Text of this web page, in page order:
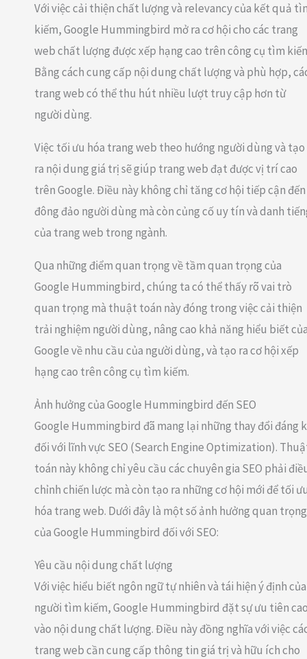
Với việc cải thiện chất lượng và relevancy của kết quả
kiếm, Google Hummingbird mở ra cơ hội cho các trang
web chất lượng được xếp hạng cao trên công cụ tìm
Bằng cách cung cấp nội dung chất lượng và phù hợp,
trang web có thể thu hút nhiều lượt truy cập hơn từ
người dùng.
Việc tối ưu hóa trang web theo hướng người dùng và tạo
ra nội dung giá trị sẽ giúp trang web đạt được vị trí cao
trên Google. Điều này không chỉ tăng cơ hội tiếp cận đến
đông đảo người dùng mà còn củng cố uy tín và danh
của trang web trong ngành.
Qua những điểm quan trọng về tầm quan trọng của
Google Hummingbird, chúng ta có thể thấy rõ vai trò
quan trọng mà thuật toán này đóng trong việc cải thiện
trải nghiệm người dùng, nâng cao khả năng hiểu biết
Google về nhu cầu của người dùng, và tạo ra cơ hội xếp
hạng cao trên công cụ tìm kiếm.
Ảnh hưởng của Google Hummingbird đến SEO
Google Hummingbird đã mang lại những thay đổi đáng
đối với lĩnh vực SEO (Search Engine Optimization).
toán này không chỉ yêu cầu các chuyên gia SEO phải
chỉnh chiến lược mà còn tạo ra những cơ hội mới để tối
hóa trang web. Dưới đây là một số ảnh hưởng quan trọng
của Google Hummingbird đối với SEO:
Yêu cầu nội dung chất lượng
Với việc hiểu biết ngôn ngữ tự nhiên và tái hiện ý định của
người tìm kiếm, Google Hummingbird đặt sự ưu tiên
vào nội dung chất lượng. Điều này đồng nghĩa với việc
trang web cần cung cấp thông tin giá trị và hữu ích cho